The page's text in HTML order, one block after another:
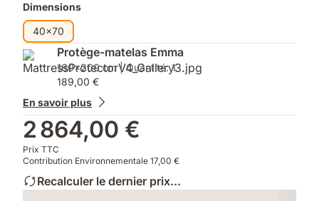
Dimensions
40x70
Protège-matelas Emma
160x200 cm | Quantité: 1
189,00 €
En savoir plus
2 864,00 €
Prix TTC
Contribution Environnementale 17,00 €
Recalculer le dernier prix...